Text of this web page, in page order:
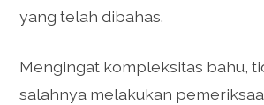
yang telah dibahas.
Mengingat kompleksitas bahu,
salahnya melakukan